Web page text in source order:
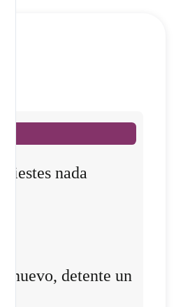
nada
nuevo, detente un